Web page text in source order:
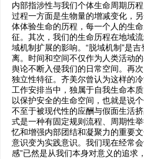
内部指涉性与我们个体生命周期历
过程一方面是生物量的增减变化，
体体验生命的历程，每一个人的生
征。其次，我们的生命历程在地域
域机制扩展的影响。“脱域机制”是
离。时间和空间不仅作为人类活动
舆论不断入侵我们的日常空间。再
独立性特征。齐美尔曾认为这样的
工作安排当中，独属于自我生命本
以保护安全的生命空间，也就是说
不至于被现代性的应酬与假面生活
式是一种有固定规则流程、周期性
忆和增强内部团结和凝聚力的重要
意识变为实践意识。我们现在经常
感”已然是从我们本身对意义的追求